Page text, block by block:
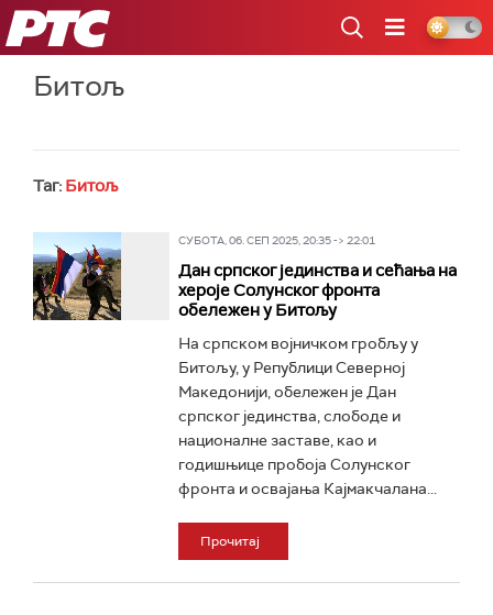
РТС
Битољ
Таг: Битољ
СУБОТА, 06. СЕП 2025, 20:35 -> 22:01
Дан српског јединства и сећања на
хероје Солунског фронта
обележен у Битољу
На српском војничком гробљу у
Битољу, у Републици Северној
Македонији, обележен је Дан
српског јединства, слободе и
националне заставе, као и
годишњице пробоја Солунског
фронта и освајања Кајмакчалана...
Прочитај